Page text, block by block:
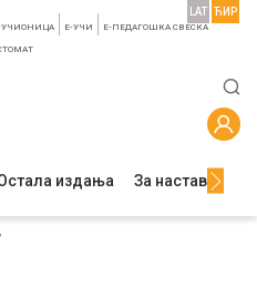
УЧИОНИЦА E-УЧИ Е-ПЕДАГОШКА СВЕСКА
LAT ЋИР
издања За наставнике